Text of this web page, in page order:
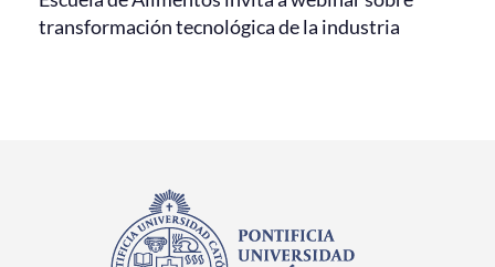
transformación tecnológica de la industria